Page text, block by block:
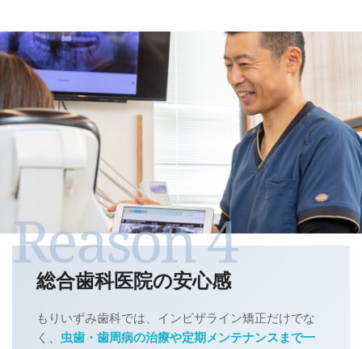
総合歯科医院の安心感
もりいずみ歯科では、インビザライン矯正だけでな
く、 虫歯・歯周病の治療や定期メンテナンスまで一